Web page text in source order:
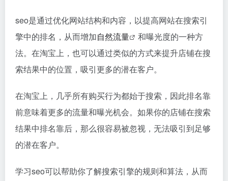
seo是通过优化网站结构和内容，以提高网站在搜索引
擎中的排名，从而增加自然流量
和曝光度的一种方
法。在淘宝上，也可以通过类似的方式来提升店铺在搜
索结果中的位置，吸引更多的潜在客户。
在淘宝上，几乎所有购买行为都始于搜索，因此排名靠
前意味着更多的流量和曝光机会。如果你的店铺在搜索
结果中排名靠后，那么很容易被忽视，无法吸引到足够
的潜在客户。
学习seo可以帮助你了解搜索引擎的规则和算法，从而